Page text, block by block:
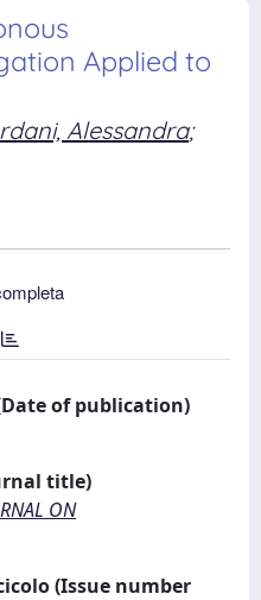
Applied to
Alessandra;
of publication)
title)
ON
(Issue number